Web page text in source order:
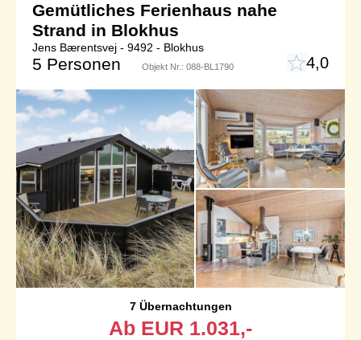
Gemütliches Ferienhaus nahe
Strand in Blokhus
Jens Bærentsvej - 9492 - Blokhus
5 Personen Objekt Nr.: 088-BL1790 4,0
7 Übernachtungen
Ab EUR 1.031,-